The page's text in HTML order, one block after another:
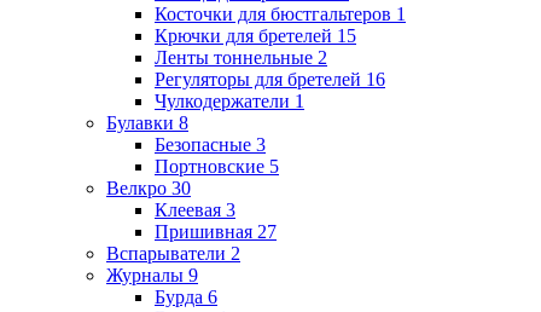
Косточки для бюстгальтеров 1
Крючки для бретелей 15
Ленты тоннельные 2
Регуляторы для бретелей 16
Чулкодержатели 1
Булавки 8
Безопасные 3
Портновские 5
Велкро 30
Клеевая 3
Пришивная 27
Вспарыватели 2
Журналы 9
Бурда 6